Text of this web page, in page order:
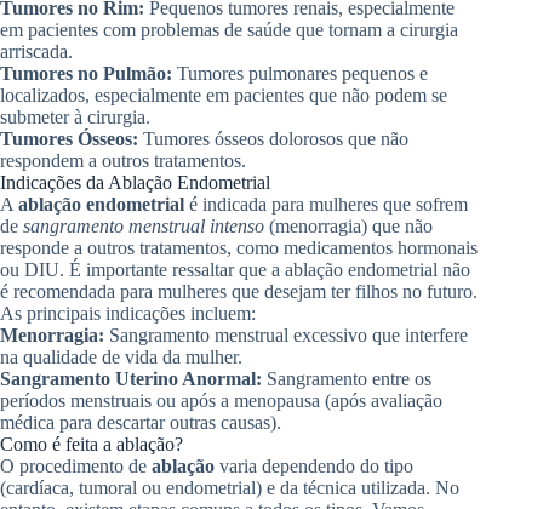
Tumores no Rim: Pequenos tumores renais, especialmente
em pacientes com problemas de saúde que tornam a cirurgia
arriscada.
Tumores no Pulmão: Tumores pulmonares pequenos e
localizados, especialmente em pacientes que não podem se
submeter à cirurgia.
Tumores Ósseos: Tumores ósseos dolorosos que não
respondem a outros tratamentos.
Indicações da Ablação Endometrial
A ablação endometrial é indicada para mulheres que sofrem
de sangramento menstrual intenso (menorragia) que não
responde a outros tratamentos, como medicamentos hormonais
ou DIU. É importante ressaltar que a ablação endometrial não
é recomendada para mulheres que desejam ter filhos no futuro.
As principais indicações incluem:
Menorragia: Sangramento menstrual excessivo que interfere
na qualidade de vida da mulher.
Sangramento Uterino Anormal: Sangramento entre os
períodos menstruais ou após a menopausa (após avaliação
médica para descartar outras causas).
Como é feita a ablação?
O procedimento de ablação varia dependendo do tipo
(cardíaca, tumoral ou endometrial) e da técnica utilizada. No